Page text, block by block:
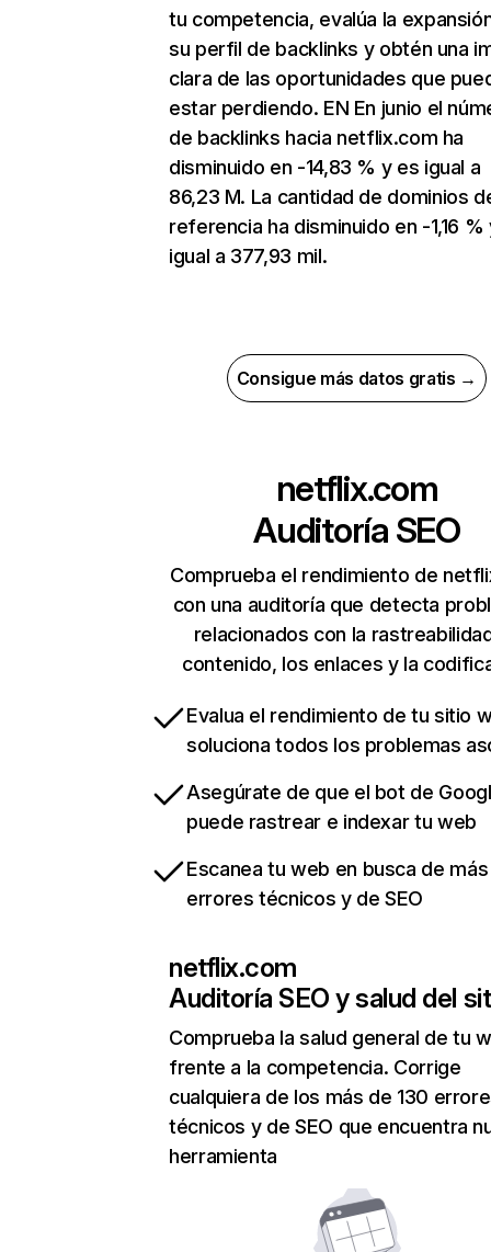
tu competencia, evalúa la
su perfil de backlinks y obtén una
clara de las oportunidades que
estar perdiendo. EN En junio el
de backlinks hacia netflix.com ha
disminuido en -14,83 % y es igual a
86,23 M. La cantidad de dominios
referencia ha disminuido en -1,16 %
igual a 377,93 mil.
Consigue más datos gratis →
netflix.com
Auditoría SEO
Comprueba el rendimiento de
con una auditoría que detecta
relacionados con la
contenido, los enlaces y la
Evalua el rendimiento de tu sitio
soluciona todos los problemas
Asegúrate de que el bot de
puede rastrear e indexar tu web
Escanea tu web en busca de
errores técnicos y de SEO
netflix.com
Auditoría SEO y salud del
Comprueba la salud general de tu
frente a la competencia. Corrige
cualquiera de los más de 130
técnicos y de SEO que encuentra
herramienta